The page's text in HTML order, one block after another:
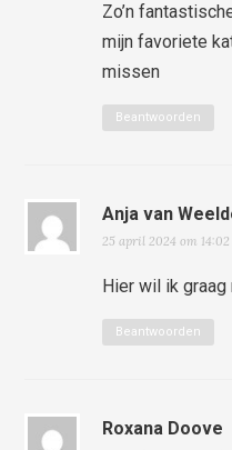
Zo’n
mijn favoriete
missen
Beantwoorden
Anja van
25 april 2024 om 14:02
Hier wil ik
Beantwoorden
Roxana Doove